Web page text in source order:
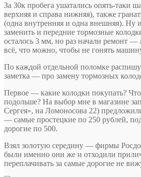
За 30к пробега ушатались опять-таки
верхняя и справа нижняя), также
(одна внутренняя и одна внешняя). Ну
заменить и передние тормозные
осталось 3 мм, но раз начали ремонт —
всё, что можно, чтобы не гонять
По каждой отдельной поломке распишу
заметка — про замену тормозных
Первое — какие колодки покупать?
подольше? На выбор мне в магазине
Сергея», на Ломоносова 22)
— самые простецкие по 250 рублей,
дорогие по 500.
Взял золотую середину — фирмы
были именно они же и отходили
переплачивать за самые дорогие не